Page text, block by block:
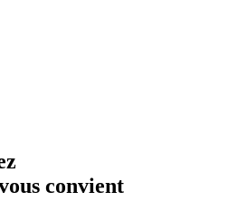
convient